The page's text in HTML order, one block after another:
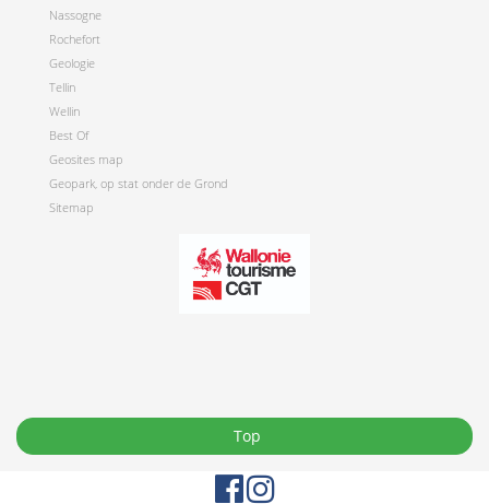
Nassogne
Rochefort
Geologie
Tellin
Wellin
Best Of
Geosites map
Geopark, op stat onder de Grond
Sitemap
Top